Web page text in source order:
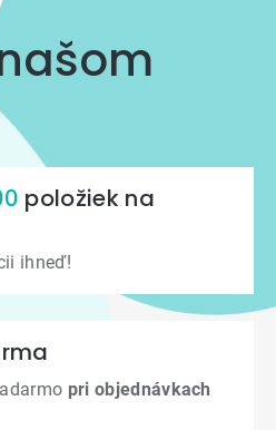
položiek na
ihneď!
pri objednávkach